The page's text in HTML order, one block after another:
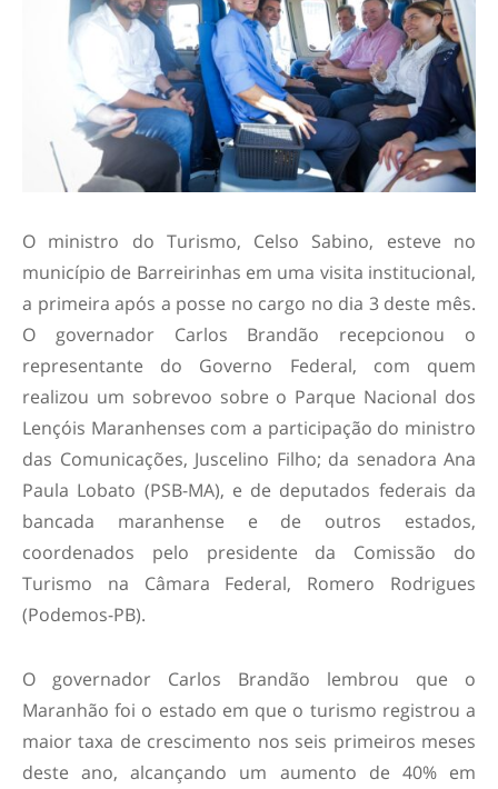
O ministro do Turismo, Celso Sabino, esteve no
município de Barreirinhas em uma visita institucional,
a primeira após a posse no cargo no dia 3 deste mês.
O governador Carlos Brandão recepcionou o
representante do Governo Federal, com quem
realizou um sobrevoo sobre o Parque Nacional dos
Lençóis Maranhenses com a participação do ministro
das Comunicações, Juscelino Filho; da senadora Ana
Paula Lobato (PSB-MA), e de deputados federais da
bancada maranhense e de outros estados,
coordenados pelo presidente da Comissão do
Turismo na Câmara Federal, Romero Rodrigues
(Podemos-PB).
O governador Carlos Brandão lembrou que o
Maranhão foi o estado em que o turismo registrou a
maior taxa de crescimento nos seis primeiros meses
deste ano, alcançando um aumento de 40% em